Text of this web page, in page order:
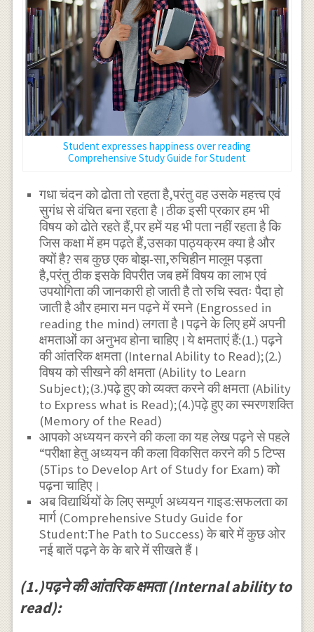
Student expresses happiness over reading
Comprehensive Study Guide for Student
गधा चंदन को ढोता तो रहता है,परंतु वह उसके महत्त्व एवं
सुगंध से वंचित बना रहता है।ठीक इसी प्रकार हम भी
विषय को ढोते रहते हैं,पर हमें यह भी पता नहीं रहता है कि
जिस कक्षा में हम पढ़ते हैं,उसका पाठ्यक्रम क्या है और
क्यों है? सब कुछ एक बोझ-सा,रुचिहीन मालूम पड़ता
है,परंतु ठीक इसके विपरीत जब हमें विषय का लाभ एवं
उपयोगिता की जानकारी हो जाती है तो रुचि स्वतः पैदा हो
जाती है और हमारा मन पढ़ने में रमने (Engrossed in
reading the mind) लगता है।पढ़ने के लिए हमें अपनी
क्षमताओं का अनुभव होना चाहिए।ये क्षमताएं हैं:(1.) पढ़ने
की आंतरिक क्षमता (Internal Ability to Read);(2.)
विषय को सीखने की क्षमता (Ability to Learn
Subject);(3.)पढ़े हुए को व्यक्त करने की क्षमता (Ability
to Express what is Read);(4.)पढ़े हुए का स्मरणशक्ति
(Memory of the Read)
आपको अध्ययन करने की कला का यह लेख पढ़ने से पहले
“परीक्षा हेतु अध्ययन की कला विकसित करने की 5 टिप्स
(5Tips to Develop Art of Study for Exam) को
पढ़ना चाहिए।
अब विद्यार्थियों के लिए सम्पूर्ण अध्ययन गाइड:सफलता का
मार्ग (Comprehensive Study Guide for
Student:The Path to Success) के बारे में कुछ ओर
नई बातें पढ़ने के के बारे में सीखते हैं।
(1.)पढ़ने की आंतरिक क्षमता (Internal ability to
read):